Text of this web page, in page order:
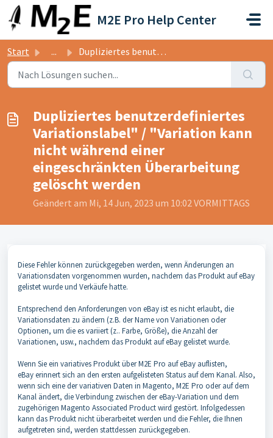
Zum hauptsächlichen Inhalt gehen
M2E Pro Help Center
Start ... Dupliziertes benutzerdefiniertes Variationslabel" / ...
Dupliziertes benutzerdefiniertes
Variationslabel" / "Variation kann
nicht während einer
eingeschränkten Überarbeitung
gelöscht werden
Geändert am Mi, 14 Jun, 2023 um 10:02 VORMITTAGS
Diese Fehler können zurückgegeben werden, wenn Änderungen an
Variationsdaten vorgenommen wurden, nachdem das Produkt auf eBay
gelistet wurde und Verkäufe hatte.
Entsprechend den Anforderungen von eBay ist es nicht erlaubt, die
Variationsdaten zu ändern (z.B. der Name von Variationen oder
Optionen, um die es variiert (z.. Farbe, Größe), die Anzahl der
Variationen, usw., nachdem das Produkt auf eBay gelistet wurde.
Wenn Sie ein variatives Produkt über M2E Pro auf eBay auflisten,
eBayerinnert sich an den ersten aufgelisteten Status auf dem Kanal. Also,
wenn sich eine der variativen Daten in Magento, M2E Pro oder auf dem
Kanal ändert, die Verbindung zwischen der eBay-Variation und dem
zugehörigen Magento Associated Product wird gestört. Infolgedessen
kann das Produkt nicht überarbeitet werden und die Fehler, die Ihnen
aufgetreten sind, werden stattdessen zurückgegeben.